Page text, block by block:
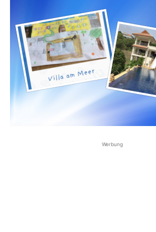
Werbung